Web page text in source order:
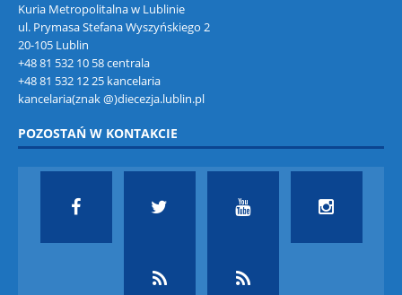
Kuria Metropolitalna w Lublinie
ul. Prymasa Stefana Wyszyńskiego 2
20-105 Lublin
+48 81 532 10 58 centrala
+48 81 532 12 25 kancelaria
kancelaria(znak @)diecezja.lublin.pl
POZOSTAŃ W KONTAKCIE